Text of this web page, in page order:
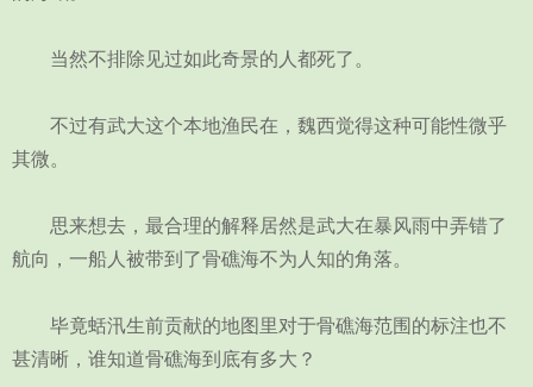
当然不排除见过如此奇景的人都死了。
不过有武大这个本地渔民在，魏西觉得这种可能性微乎
其微。
思来想去，最合理的解释居然是武大在暴风雨中弄错了
航向，一船人被带到了骨礁海不为人知的角落。
毕竟蛞汛生前贡献的地图里对于骨礁海范围的标注也不
甚清晰，谁知道骨礁海到底有多大？